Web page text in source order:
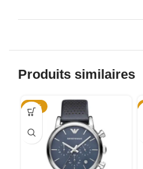
Produits similaires
-31%